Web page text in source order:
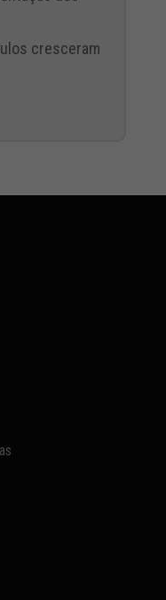
cresceram